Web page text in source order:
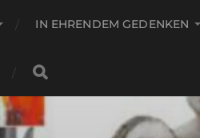
IN EHRENDEM GEDENKEN